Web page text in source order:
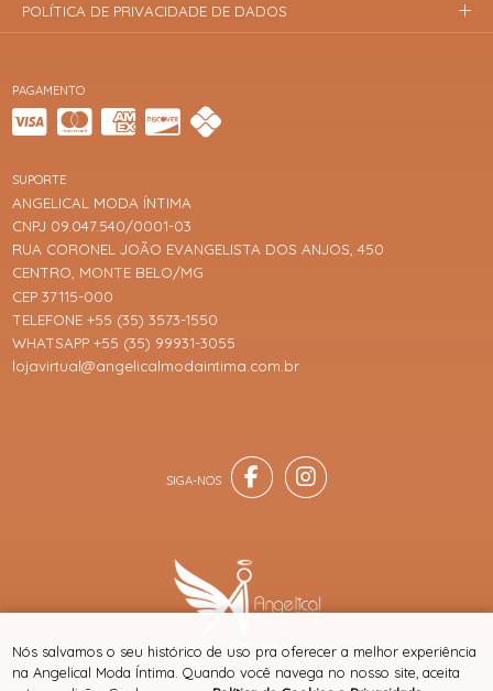
PAGAMENTO
SUPORTE
ANGELICAL MODA ÍNTIMA
CNPJ 09.047.540/0001-03
RUA CORONEL JOÃO EVANGELISTA DOS ANJOS, 450
CENTRO, MONTE BELO/MG
CEP 37115-000
TELEFONE +55 (35) 3573-1550
WHATSAPP +55 (35) 99931-3055
lojavirtual@angelicalmodaintima.com.br
POLÍTICA DE PRIVACIDADE DE DADOS
® TODOS DIREITOS RESERVADOS
Nós salvamos o seu histórico de uso pra oferecer a melhor experiência
na Angelical Moda Íntima. Quando você navega no nosso site, aceita